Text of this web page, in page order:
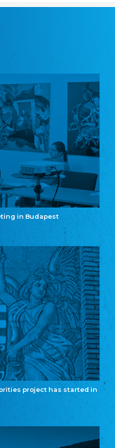
in Budapest
project has started in